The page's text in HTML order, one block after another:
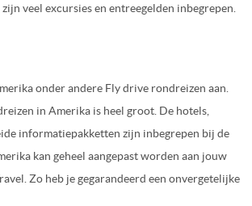
veel excursies en entreegelden inbegrepen.
onder andere Fly drive rondreizen aan.
in Amerika is heel groot. De hotels,
informatiepakketten zijn inbegrepen bij de
kan geheel aangepast worden aan jouw
Zo heb je gegarandeerd een onvergetelijke